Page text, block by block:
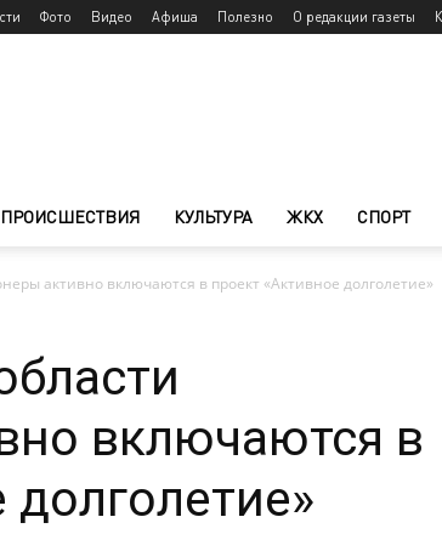
Фото Видео Афиша Полезно О редакции газеты
ПРОИСШЕСТВИЯ КУЛЬТУРА ЖКХ СПОРТ
активно включаются в проект «Активное долголетие»
включаются в